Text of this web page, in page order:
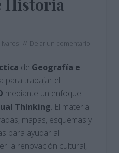
// Dejar un comentario
de Geografía e
para trabajar el
mediante un enfoque
Thinking. El material
mapas, esquemas y
para ayudar al
la renovación cultural,